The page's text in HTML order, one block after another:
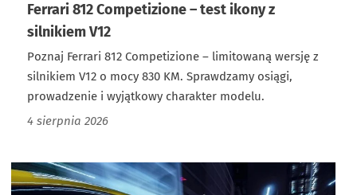
Ferrari 812 Competizione – test ikony z
silnikiem V12
Poznaj Ferrari 812 Competizione – limitowaną wersję z
silnikiem V12 o mocy 830 KM. Sprawdzamy osiągi,
prowadzenie i wyjątkowy charakter modelu.
4 sierpnia 2026